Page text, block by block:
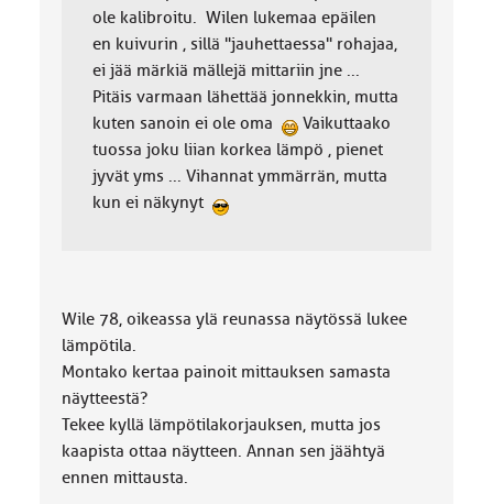
ole kalibroitu. Wilen lukemaa epäilen
en kuivurin , sillä "jauhettaessa" rohajaa,
ei jää märkiä mällejä mittariin jne ...
Pitäis varmaan lähettää jonnekkin, mutta
kuten sanoin ei ole oma
Vaikuttaako
tuossa joku liian korkea lämpö , pienet
jyvät yms ... Vihannat ymmärrän, mutta
kun ei näkynyt
Wile 78, oikeassa ylä reunassa näytössä lukee
lämpötila.
Montako kertaa painoit mittauksen samasta
näytteestä?
Tekee kyllä lämpötilakorjauksen, mutta jos
kaapista ottaa näytteen. Annan sen jäähtyä
ennen mittausta.